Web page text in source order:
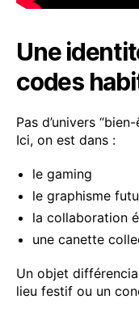
Une
codes
Pas d’univers
Ici, on est dans :
le gaming
le graphisme
la collaboration
une canette
Un objet
lieu festif ou un